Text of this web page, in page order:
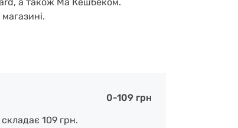
0-109 грн
109 грн.